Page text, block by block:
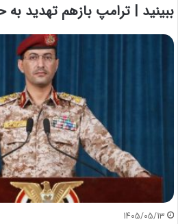
ببینید | ترامپ بازهم تهدید به
1405/05/13